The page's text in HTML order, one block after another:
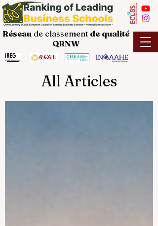
Réseau de classement de qualité
QRNW
All Articles